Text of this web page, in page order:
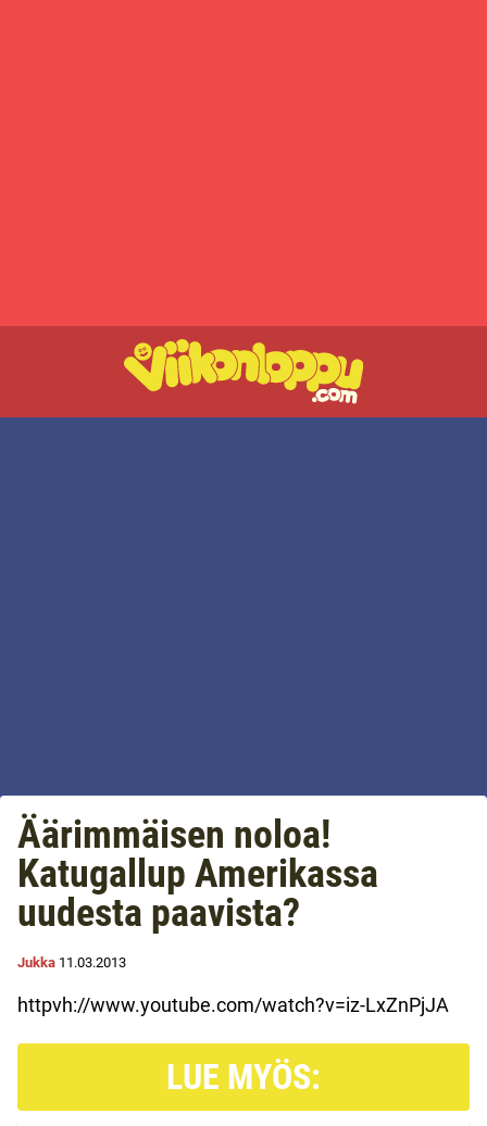
Äärimmäisen noloa!
Katugallup Amerikassa
uudesta paavista?
Jukka 11.03.2013
httpvh://www.youtube.com/watch?v=iz-LxZnPjJA
LUE MYÖS: